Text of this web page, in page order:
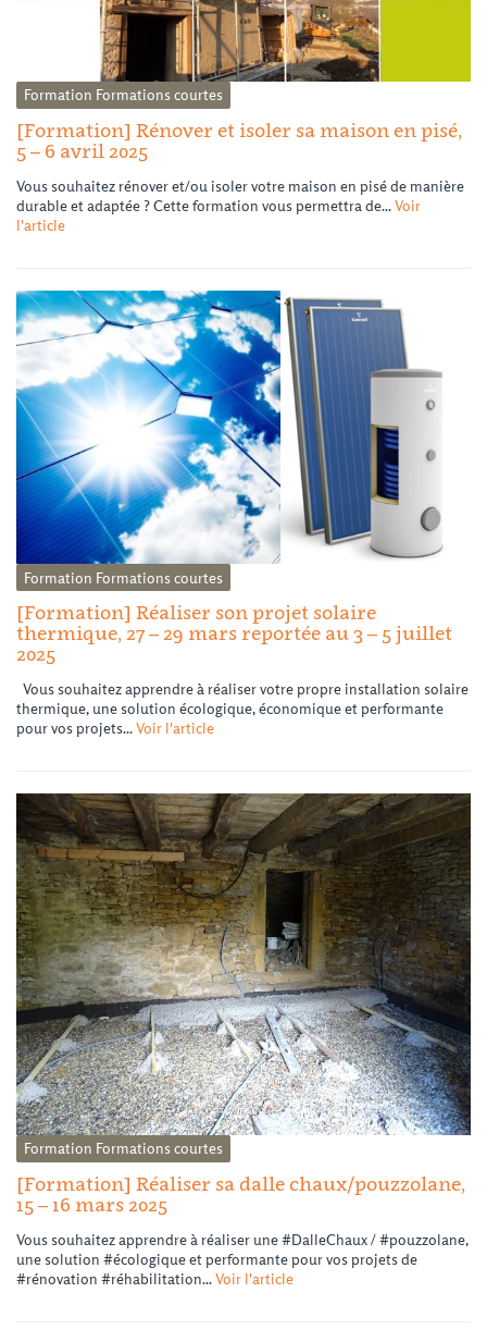
Formation Formations courtes
[Formation] Rénover et isoler sa maison en pisé,
5 – 6 avril 2025
Vous souhaitez rénover et/ou isoler votre maison en pisé de manière
durable et adaptée ? Cette formation vous permettra de...Voir
l'article
Formation Formations courtes
[Formation] Réaliser son projet solaire
thermique, 27 – 29 mars reportée au 3 – 5 juillet
2025
Vous souhaitez apprendre à réaliser votre propre installation solaire
thermique, une solution écologique, économique et performante
pour vos projets...Voir l'article
Formation Formations courtes
[Formation] Réaliser sa dalle chaux/pouzzolane,
15 – 16 mars 2025
Vous souhaitez apprendre à réaliser une #DalleChaux / #pouzzolane,
une solution #écologique et performante pour vos projets de
#rénovation #réhabilitation...Voir l'article